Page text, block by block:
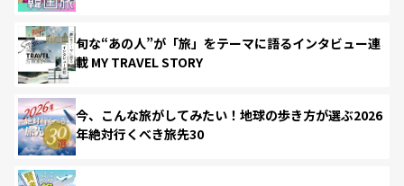
旬な“あの人”が「旅」をテーマに語るインタビュー連
載 MY TRAVEL STORY
今、こんな旅がしてみたい！地球の歩き方が選ぶ2026
年絶対行くべき旅先30